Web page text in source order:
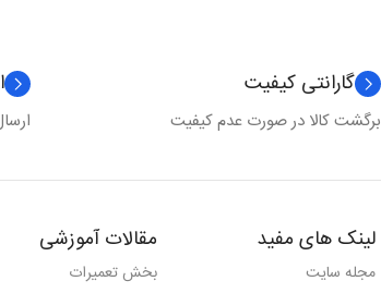
گارانتی کیفیت
برگشت کالا در صورت عدم کیفیت
لینک های مفید
مجله سایت
مقالات آموزشی
بخش تعمیرات